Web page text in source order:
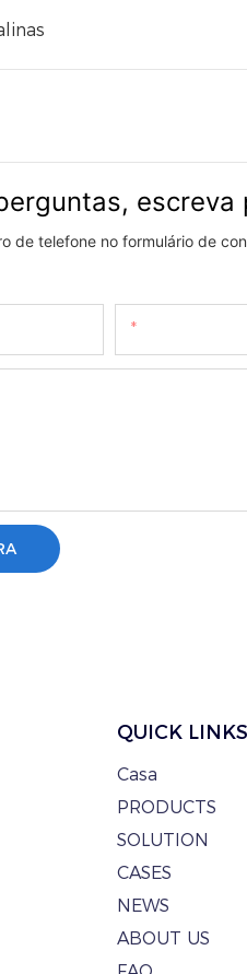
escreva
de telefone no formulário de
QUICK LINKS
Casa
PRODUCTS
SOLUTION
CASES
NEWS
ABOUT US